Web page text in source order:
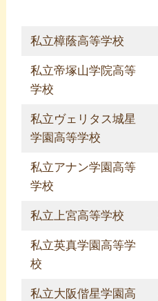
私立樟蔭高等学校
私立帝塚山学院高等
学校
私立ヴェリタス城星
学園高等学校
私立アナン学園高等
学校
私立上宮高等学校
私立英真学園高等学
校
私立大阪偕星学園高